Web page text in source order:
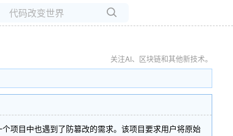
当前博客关注AI、区块链和其他新技术。
目中也遇到了防篡改的需求。该项目要求用户将原始